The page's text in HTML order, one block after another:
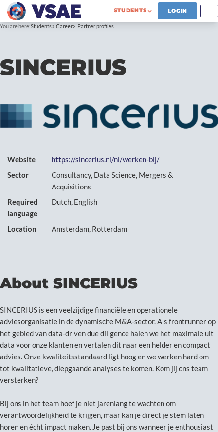
STUDENTS LOGIN
You are here:Students Career Partner profiles
SINCERIUS
Website
https://sincerius.nl/nl/werken-bij/
Sector
Consultancy, Data Science, Mergers &
Acquisitions
Required
language
Dutch, English
Location Amsterdam, Rotterdam
About SINCERIUS
SINCERIUS is een veelzijdige financiële en operationele
adviesorganisatie in de dynamische M&A-sector. Als frontrunner op
het gebied van data-driven due diligence halen we het maximale uit
data voor onze klanten en vertalen dit naar een helder en compact
advies. Onze kwaliteitsstandaard ligt hoog en we werken hard om
tot kwalitatieve, diepgaande analyses te komen. Kom jij ons team
versterken?
Bij ons in het team hoef je niet jarenlang te wachten om
verantwoordelijkheid te krijgen, maar kan je direct je stem laten
horen en écht impact maken. Je past bij ons wanneer je enthousiast